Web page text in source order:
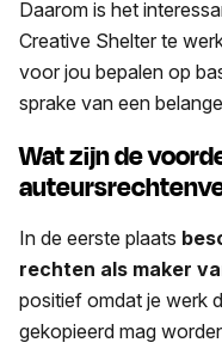
Daarom is het
Creative Shelter te
voor jou bepalen op
sprake van een
Wat zijn de
In de eerste plaats
rechten als maker
positief omdat je werk
gekopieerd mag